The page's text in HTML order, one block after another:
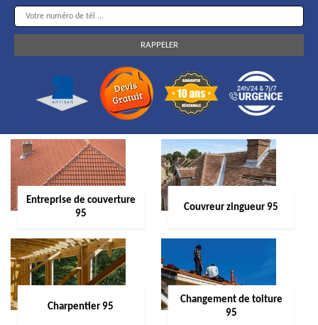
Entreprise de couverture
95
Couvreur zingueur 95
Charpentier 95
Changement de toiture
95